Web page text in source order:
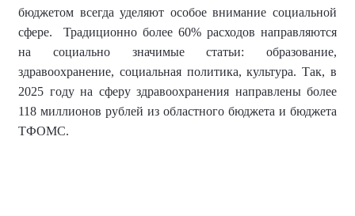
бюджетом всегда уделяют особое внимание социальной
сфере. Традиционно более 60% расходов направляются
на социально значимые статьи: образование,
здравоохранение, социальная политика, культура. Так, в
2025 году на сферу здравоохранения направлены более
118 миллионов рублей из областного бюджета и бюджета
ТФОМС.